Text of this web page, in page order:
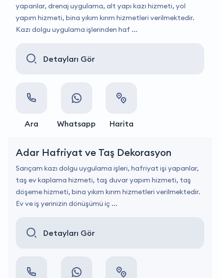
yapanlar, drenaj uygulama, alt yapı kazı hizmeti, yol
yapım hizmeti, bina yıkım kırım hizmetleri verilmektedir.
Kazı dolgu uygulama işlerinden haf ...
Detayları Gör
Ara Whatsapp Harita
Adar Hafriyat ve Taş Dekorasyon
Sarıçam kazı dolgu uygulama işleri, hafriyat işi yapanlar,
taş ev kaplama hizmeti, taş duvar yapım hizmeti, taş
döşeme hizmeti, bina yıkım kırım hizmetleri verilmektedir.
Ev ve iş yerinizin dönüşümü iç ...
Detayları Gör